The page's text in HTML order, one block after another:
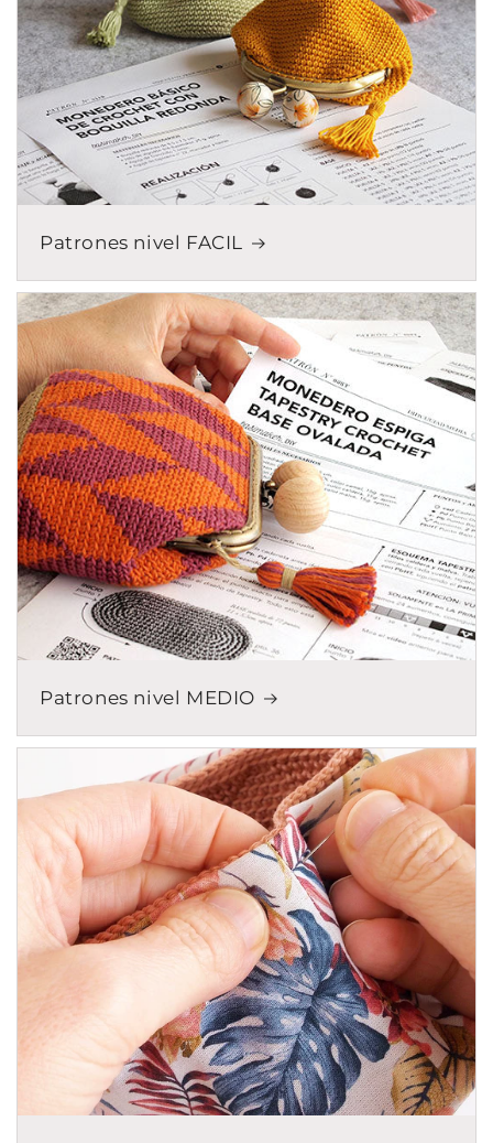
Patrones nivel FACIL
Patrones nivel MEDIO